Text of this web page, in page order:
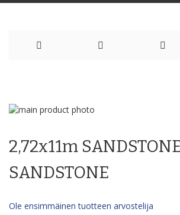
Content
Skip
end
the
images
the
beginning
of
the
gallery
2,72x11m
SANDSTONE
Ole ensimmäinen tuotteen arvostelija